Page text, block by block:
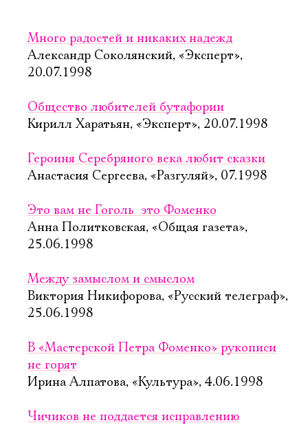
Много радостей и никаких надежд
Александр Соколянский, «Эксперт»,
20.07.1998
Общество любителей бутафории
Кирилл Харатьян, «Эксперт», 20.07.1998
Героиня Серебряного века любит сказки
Анастасия Сергеева, «Разгуляй», 07.1998
Это вам не Гоголь  это Фоменко
Анна Политковская, «Общая газета»,
25.06.1998
Между замыслом и смыслом
Виктория Никифорова, «Русский телеграф»,
25.06.1998
В «Мастерской Петра Фоменко» рукописи
не горят
Ирина Алпатова, «Культура», 4.06.1998
Чичиков не поддается исправлению